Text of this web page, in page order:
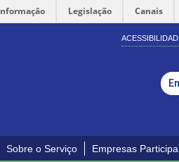
Legislação Canais
Sobre o Serviço Empresas